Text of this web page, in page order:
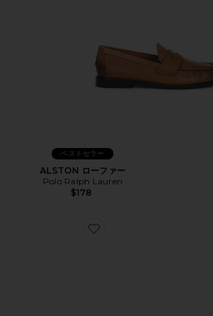
ベストセラー
ALSTON ローファー
Polo Ralph Lauren
$178
Favorite SPENCER オックス